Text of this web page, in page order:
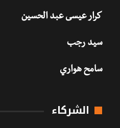
كرار عيسى عبد الحسين
سيد رجب
سامح هواري
الشركاء